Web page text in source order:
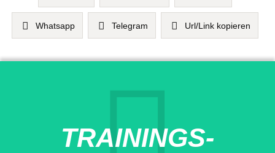
Whatsapp Telegram Url/Link kopieren
TRAININGS-